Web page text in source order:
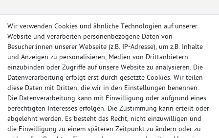
© Copyright 2026 Sportauspuff-Store.de - Alle Rechte vorbehalten.
Preisangaben inkl. gesetzlicher MwSt. und zzgl. Versandkosten
Wir verwenden Cookies und ähnliche Technologien auf unserer
Website und verarbeiten personenbezogene Daten von
Besucher:innen unserer Webseite (z.B. IP-Adresse), um z.B. Inhalte
und Anzeigen zu personalisieren, Medien von Drittanbietern
einzubinden oder Zugriffe auf unsere Website zu analysieren. Die
Datenverarbeitung erfolgt erst durch gesetzte Cookies. Wir teilen
diese Daten mit Dritten, die wir in den Einstellungen benennen.
Die Datenverarbeitung kann mit Einwilligung oder aufgrund eines
berechtigten Interesses erfolgen. Die Zustimmung kann erteilt oder
abgelehnt werden. Es besteht das Recht, nicht einzuwilligen und
die Einwilligung zu einem späteren Zeitpunkt zu ändern oder zu